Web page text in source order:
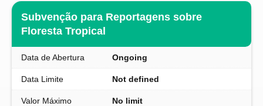
Subvenção para Reportagens sobre
Floresta Tropical
Data de Abertura Ongoing
Data Limite Not defined
Valor Máximo No limit